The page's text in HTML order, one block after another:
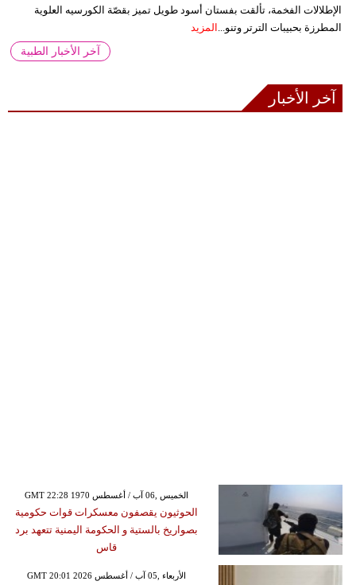
الإطلالات الفخمة، تألقت بفستان أسود طويل تميز بقصّة الكورسيه العلوية
المطرزة بحبيبات الترتر وتنو... المزيد
آخر الأخبار الطبية
آخر الأخبار
GMT 22:28 1970 الخميس ,06 آب / أغسطس
الحوثيون يقصفون معسكرات قوات حكومية
بصواريخ بالستية و الحكومة اليمنية تتعهد برد
قاس
GMT 20:01 2026 الأربعاء ,05 آب / أغسطس